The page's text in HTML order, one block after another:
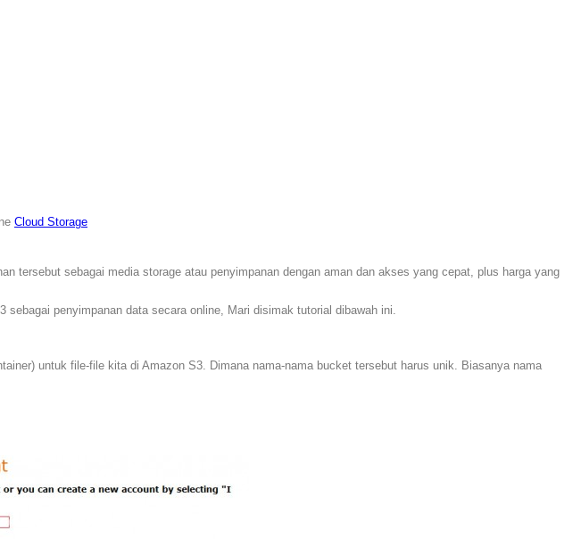
Cloud Storage
tersebut sebagai media storage atau penyimpanan dengan aman dan akses yang cepat, plus harga yang
penyimpanan data secara online, Mari disimak tutorial dibawah ini.
untuk file-file kita di Amazon S3. Dimana nama-nama bucket tersebut harus unik. Biasanya nama